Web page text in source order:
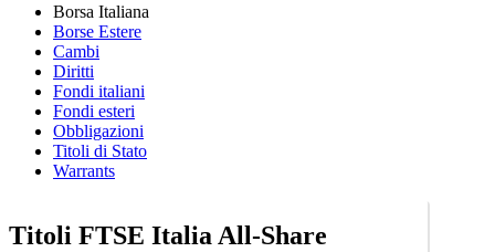
Borsa Italiana
Borse Estere
Cambi
Diritti
Fondi italiani
Fondi esteri
Obbligazioni
Titoli di Stato
Warrants
Titoli FTSE Italia All-Share